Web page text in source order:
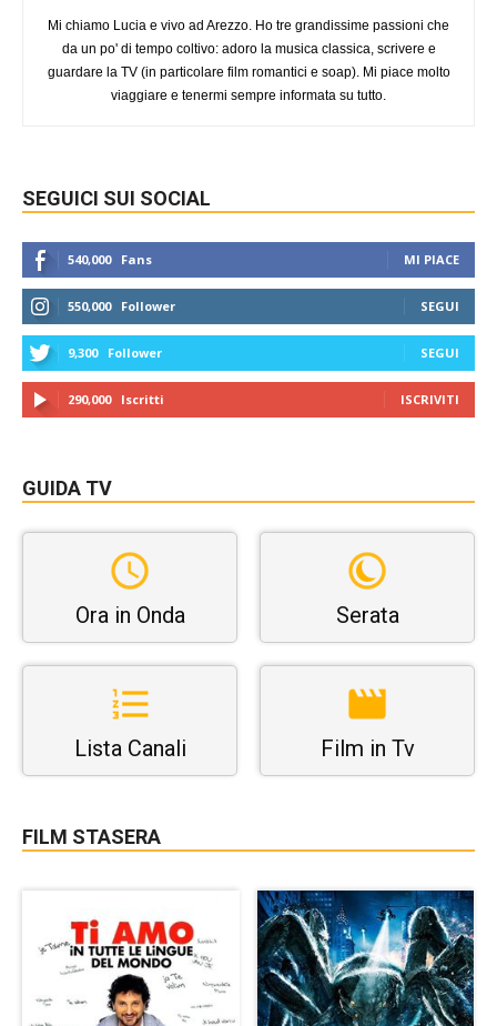
Mi chiamo Lucia e vivo ad Arezzo. Ho tre grandissime passioni che
da un po' di tempo coltivo: adoro la musica classica, scrivere e
guardare la TV (in particolare film romantici e soap). Mi piace molto
viaggiare e tenermi sempre informata su tutto.
SEGUICI SUI SOCIAL
540,000 Fans MI PIACE
550,000 Follower SEGUI
9,300 Follower SEGUI
290,000 Iscritti ISCRIVITI
GUIDA TV
Ora in Onda Serata
Lista Canali Film in Tv
FILM STASERA